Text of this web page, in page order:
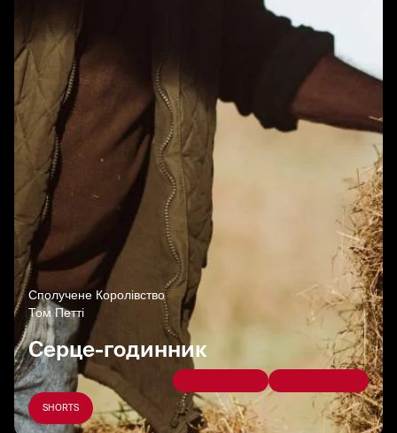
Сполучене Королівство
Том Петті
Серце-годинник
SHORTS